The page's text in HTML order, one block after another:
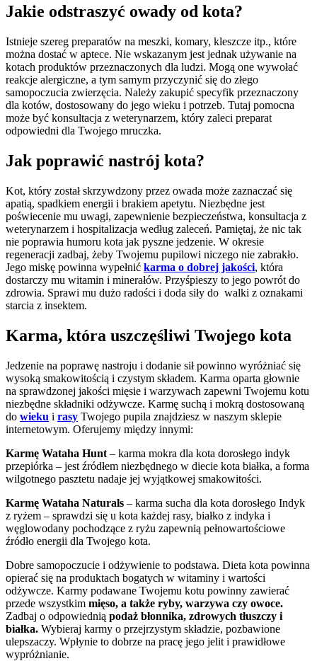
Jakie odstraszyć owady od kota?
Istnieje szereg preparatów na meszki, komary, kleszcze itp., które
można dostać w aptece. Nie wskazanym jest jednak używanie na
kotach produktów przeznaczonych dla ludzi. Mogą one wywołać
reakcje alergiczne, a tym samym przyczynić się do złego
samopoczucia zwierzęcia. Należy zakupić specyfik przeznaczony
dla kotów, dostosowany do jego wieku i potrzeb. Tutaj pomocna
może być konsultacja z weterynarzem, który zaleci preparat
odpowiedni dla Twojego mruczka.
Jak poprawić nastrój kota?
Kot, który został skrzywdzony przez owada może zaznaczać się
apatią, spadkiem energii i brakiem apetytu. Niezbędne jest
poświecenie mu uwagi, zapewnienie bezpieczeństwa, konsultacja z
weterynarzem i hospitalizacja według zaleceń. Pamiętaj, że nic tak
nie poprawia humoru kota jak pyszne jedzenie. W okresie
regeneracji zadbaj, żeby Twojemu pupilowi niczego nie zabrakło.
Jego miskę powinna wypełnić karma o dobrej jakości, która
dostarczy mu witamin i minerałów. Przyśpieszy to jego powrót do
zdrowia. Sprawi mu dużo radości i doda siły do walki z oznakami
starcia z insektem.
Karma, która uszczęśliwi Twojego kota
Jedzenie na poprawę nastroju i dodanie sił powinno wyróżniać się
wysoką smakowitością i czystym składem. Karma oparta głownie
na sprawdzonej jakości mięsie i warzywach zapewni Twojemu kotu
niezbędne składniki odżywcze. Karmę suchą i mokrą dostosowaną
do wieku i rasy Twojego pupila znajdziesz w naszym sklepie
internetowym. Oferujemy między innymi:
Karmę Wataha Hunt – karma mokra dla kota dorosłego indyk
przepiórka – jest źródłem niezbędnego w diecie kota białka, a forma
wilgotnego pasztetu nadaje jej wyjątkowej smakowitości.
Karmę Wataha Naturals – karma sucha dla kota dorosłego Indyk
z ryżem – sprawdzi się u kota każdej rasy, białko z indyka i
węglowodany pochodzące z ryżu zapewnią pełnowartościowe
źródło energii dla Twojego kota.
Dobre samopoczucie i odżywienie to podstawa. Dieta kota powinna
opierać się na produktach bogatych w witaminy i wartości
odżywcze. Karmy podawane Twojemu kotu powinny zawierać
przede wszystkim mięso, a także ryby, warzywa czy owoce.
Zadbaj o odpowiednią podaż błonnika, zdrowych tłuszczy i
białka. Wybieraj karmy o przejrzystym składzie, pozbawione
ulepszaczy. Wpłynie to dobrze na pracę jego jelit i prawidłowe
wypróżnianie.